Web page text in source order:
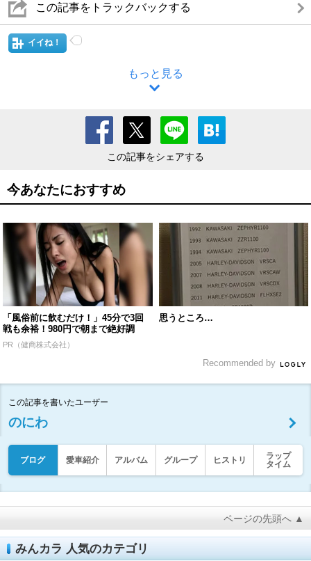
この記事をトラックバックする
イイね！
もっと見る
この記事をシェアする
今あなたにおすすめ
「風俗前に飲むだけ！」45分で3回
戦も余裕！980円で朝まで絶好調
PR（健商株式会社）
思うところ…
Recommended by
この記事を書いたユーザー
のにわ
ブログ 愛車紹介 アルバム グループ ヒストリ
ラップ
タイム
ページの先頭へ ▲
みんカラ 人気のカテゴリ